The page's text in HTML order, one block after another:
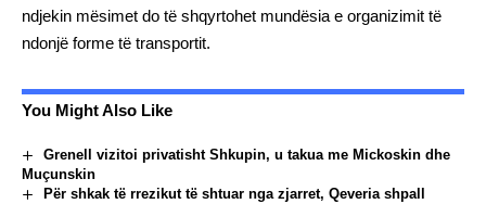
ndjekin mësimet do të shqyrtohet mundësia e organizimit të
ndonjë forme të transportit.
You Might Also Like
Grenell vizitoi privatisht Shkupin, u takua me Mickoskin dhe
Muçunskin
Për shkak të rrezikut të shtuar nga zjarret, Qeveria shpall